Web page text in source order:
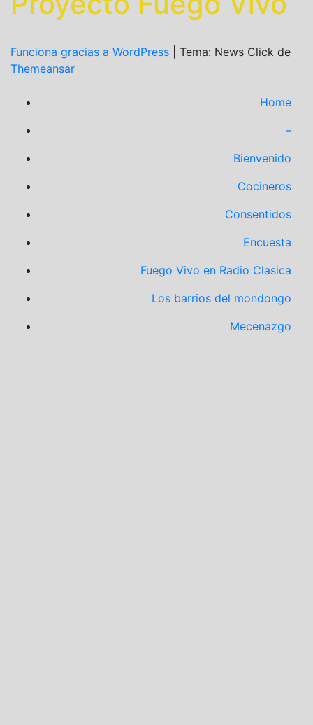
Funciona gracias a WordPress
Tema: News Click de
Themeansar
Home
–
Bienvenido
Cocineros
Consentidos
Encuesta
Fuego Vivo en Radio Clasica
Los barrios del mondongo
Mecenazgo